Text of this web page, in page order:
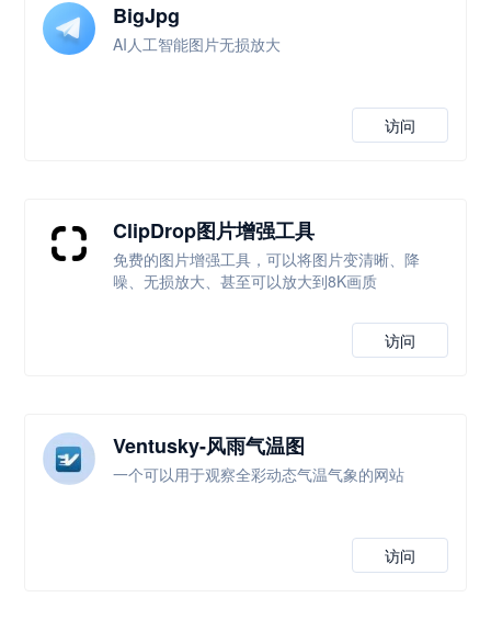
BigJpg
AI人工智能图片无损放大
访问
ClipDrop图片增强工具
免费的图片增强工具，可以将图片变清晰、降
噪、无损放大、甚至可以放大到8K画质
访问
Ventusky-风雨气温图
一个可以用于观察全彩动态气温气象的网站
访问